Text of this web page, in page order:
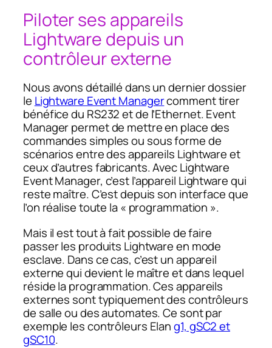
Piloter ses appareils
Lightware depuis un
contrôleur externe
Nous avons détaillé dans un dernier dossier
le Lightware Event Managercomment tirer
bénéfice du RS232 et de l’Ethernet. Event
Manager permet de mettre en place des
commandes simples ou sous forme de
scénarios entre des appareils Lightware et
ceux d’autres fabricants. Avec Lightware
Event Manager, c’est l’appareil Lightware qui
reste maître. C’est depuis son interface que
l’on réalise toute la « programmation ».
Mais il est tout à fait possible de faire
passer les produits Lightware en mode
esclave. Dans ce cas, c’est un appareil
externe qui devient le maître et dans lequel
réside la programmation. Ces appareils
externes sont typiquement des contrôleurs
de salle ou des automates. Ce sont par
exemple les contrôleurs Elang1, gSC2 et
gSC10.